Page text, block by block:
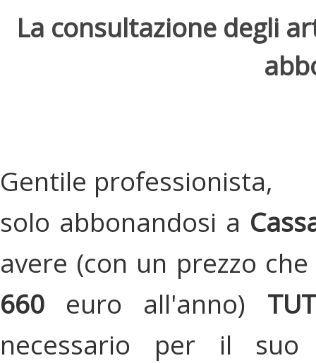
La consultazione degli
Gentile professionista,
solo abbonandosi a
avere (con un prezzo
660 euro all'anno)
necessario per il suo